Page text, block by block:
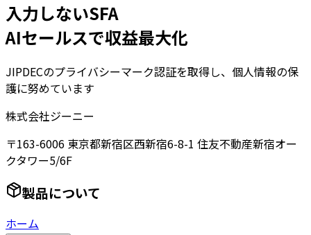
入力しないSFA
AIセールスで収益最大化
JIPDECのプライバシーマーク認証を取得し、個人情報の保
護に努めています
株式会社ジーニー
〒163-6006 東京都新宿区西新宿6-8-1 住友不動産新宿オー
クタワー5/6F
製品について
ホーム